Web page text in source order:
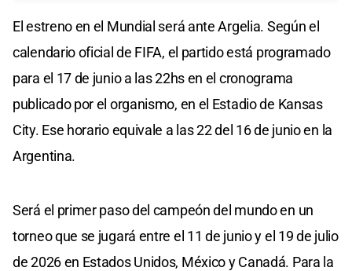
El estreno en el Mundial será ante Argelia. Según el
calendario oficial de FIFA, el partido está programado
para el 17 de junio a las 22hs en el cronograma
publicado por el organismo, en el Estadio de Kansas
City. Ese horario equivale a las 22 del 16 de junio en la
Argentina.
Será el primer paso del campeón del mundo en un
torneo que se jugará entre el 11 de junio y el 19 de julio
de 2026 en Estados Unidos, México y Canadá. Para la